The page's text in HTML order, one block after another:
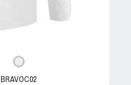
BRAVOC02